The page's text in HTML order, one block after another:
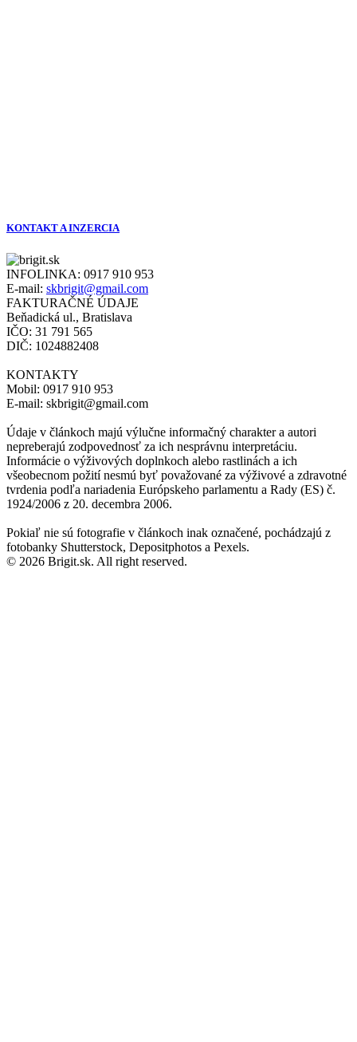
KONTAKT A INZERCIA
INFOLINKA: 0917 910 953
E-mail: skbrigit@gmail.com
FAKTURAČNÉ ÚDAJE
Beňadická ul., Bratislava
IČO: 31 791 565
DIČ: 1024882408
KONTAKTY
Mobil: 0917 910 953
E-mail: skbrigit@gmail.com
Údaje v článkoch majú výlučne informačný charakter a autori
nepreberajú zodpovednosť za ich nesprávnu interpretáciu.
Informácie o výživových doplnkoch alebo rastlinách a ich
všeobecnom požití nesmú byť považované za výživové a zdravotné
tvrdenia podľa nariadenia Európskeho parlamentu a Rady (ES) č.
1924/2006 z 20. decembra 2006.
Pokiaľ nie sú fotografie v článkoch inak označené, pochádzajú z
fotobanky Shutterstock, Depositphotos a Pexels.
© 2026 Brigit.sk. All right reserved.